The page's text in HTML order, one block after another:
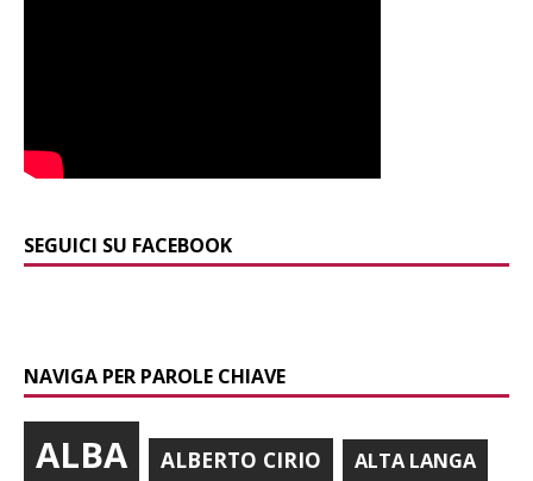
SEGUICI SU FACEBOOK
NAVIGA PER PAROLE CHIAVE
ALBA ALBERTO CIRIO ALTA LANGA